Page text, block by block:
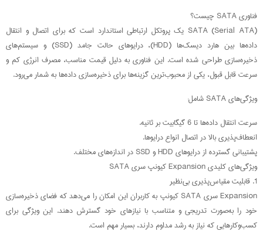
فناوری SATA چیست؟
SATA (Serial ATA) یک پروتکل ارتباطی استاندارد است که برای اتصال و انتقال
داده‌ها بین هارد دیسک‌ها (HDD)، درایوهای حالت جامد (SSD) و سیستم‌های
ذخیره‌سازی طراحی شده است. این فناوری به دلیل قیمت مناسب، مصرف انرژی کم و
سرعت قابل قبول، یکی از محبوب‌ترین گزینه‌ها برای ذخیره‌سازی داده‌ها به شمار می‌رود.
ویژگی‌های SATA شامل:
سرعت انتقال داده‌ها تا 6 گیگابیت بر ثانیه.
انعطاف‌پذیری بالا در اتصال انواع درایوها.
پشتیبانی گسترده از درایوهای HDD و SSD در اندازه‌های مختلف.
ویژگی‌های کلیدی Expansion کیونپ سری SATA
1. قابلیت مقیاس‌پذیری بی‌نظیر
Expansion سری SATA کیونپ به کاربران این امکان را می‌دهد که فضای ذخیره‌سازی
خود را به‌صورت تدریجی و متناسب با نیازهای خود گسترش دهند. این ویژگی برای
کسب‌وکارهایی که نیاز به رشد مداوم دارند، بسیار مهم است.